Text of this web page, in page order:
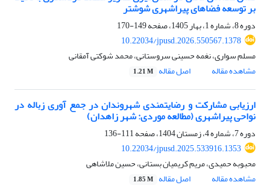
بر توسعه فضاهای پیراشهری شوشتر
دوره 8، شماره 1، بهار 1405، صفحه
149-170
10.22034/jpusd.2026.550567.1378
مسلم سواری، نغمه حسینی سروستانی، محمد شوکتی آمقانی
مشاهده مقاله
اصل مقاله 1.21 M
ارزیابی مشارکت و رضایتمندی شهروندان در جمع آوری زباله در
نواحی پیراشهری (مطالعه موردی: شهر زاهدان)
دوره 7، شماره 4، زمستان 1404، صفحه
111-136
10.22034/jpusd.2025.533916.1353
محبوبه حمیدی، مریم کریمیان بستانی، حسین ملاشاهی
مشاهده مقاله
اصل مقاله 1.85 M